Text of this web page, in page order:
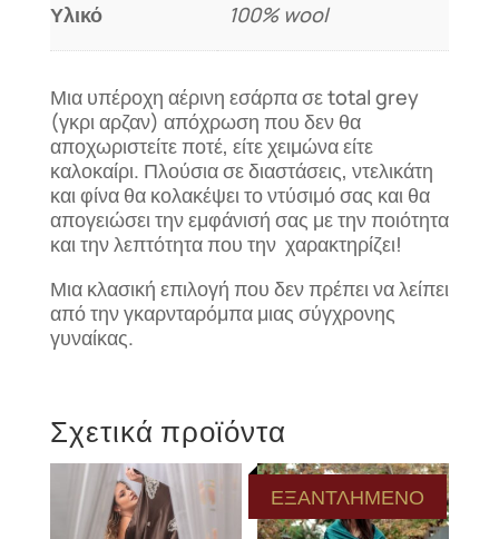
Υλικό 100% wool
Μια υπέροχη αέρινη εσάρπα σε total grey
(γκρι αρζαν) απόχρωση που δεν θα
αποχωριστείτε ποτέ, είτε χειμώνα είτε
καλοκαίρι. Πλούσια σε διαστάσεις, ντελικάτη
και φίνα θα κολακέψει το ντύσιμό σας και θα
απογειώσει την εμφάνισή σας με την ποιότητα
και την λεπτότητα που την χαρακτηρίζει!
Μια κλασική επιλογή που δεν πρέπει να λείπει
από την γκαρνταρόμπα μιας σύγχρονης
γυναίκας.
Σχετικά προϊόντα
ΕΞΑΝΤΛΗΜΕΝΟ